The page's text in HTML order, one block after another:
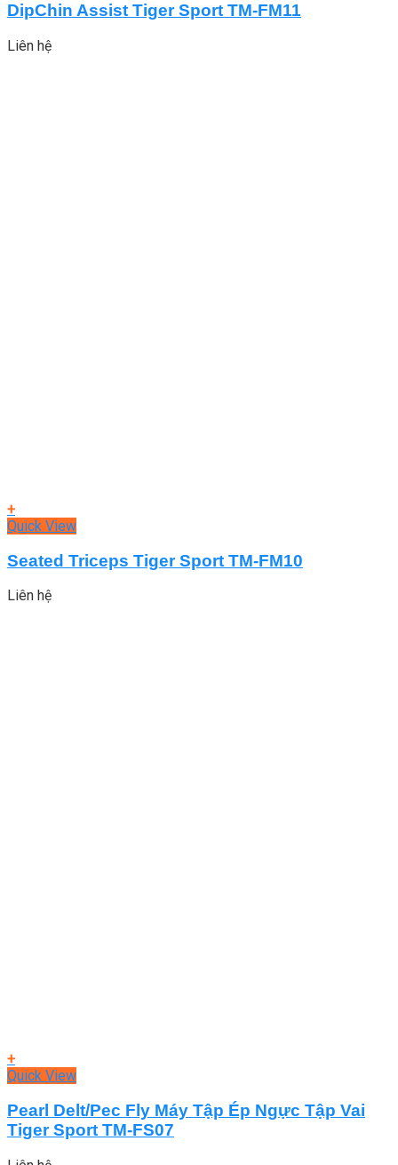
DipChin Assist Tiger Sport TM-FM11
Liên hệ
+
Quick View
Seated Triceps Tiger Sport TM-FM10
Liên hệ
+
Quick View
Pearl Delt/Pec Fly Máy Tập Ép Ngực Tập Vai
Tiger Sport TM-FS07